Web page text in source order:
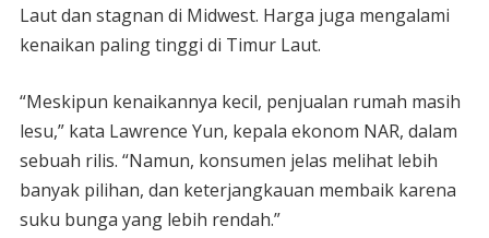
Laut dan stagnan di Midwest. Harga juga mengalami
kenaikan paling tinggi di Timur Laut.
“Meskipun kenaikannya kecil, penjualan rumah masih
lesu,” kata Lawrence Yun, kepala ekonom NAR, dalam
sebuah rilis. “Namun, konsumen jelas melihat lebih
banyak pilihan, dan keterjangkauan membaik karena
suku bunga yang lebih rendah.”